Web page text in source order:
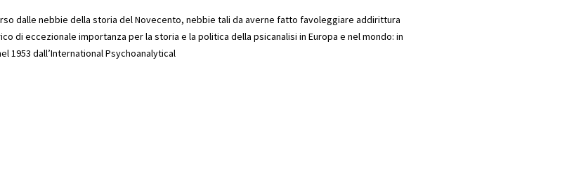
Emerso dalle nebbie della storia del Novecento, nebbie tali da averne fatto favoleggiare addirittura
di eccezionale importanza per la storia e la politica della psicanalisi in Europa e nel mondo: in
1953 dall’International Psychoanalytical